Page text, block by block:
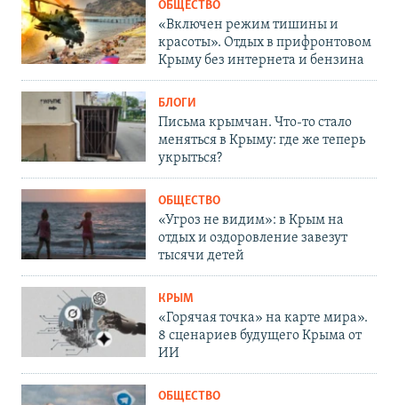
ОБЩЕСТВО
«Включен режим тишины и
красоты». Отдых в прифронтовом
Крыму без интернета и бензина
БЛОГИ
Письма крымчан. Что-то стало
меняться в Крыму: где же теперь
укрыться?
ОБЩЕСТВО
«Угроз не видим»: в Крым на
отдых и оздоровление завезут
тысячи детей
КРЫМ
«Горячая точка» на карте мира».
8 сценариев будущего Крыма от
ИИ
ОБЩЕСТВО